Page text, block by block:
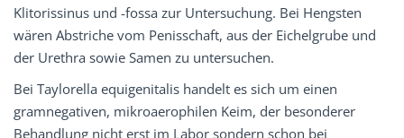
Klitorissinus und -fossa zur Untersuchung. Bei Hengsten
wären Abstriche vom Penisschaft, aus der Eichelgrube und
der Urethra sowie Samen zu untersuchen.
Bei Taylorella equigenitalis handelt es sich um einen
gramnegativen, mikroaerophilen Keim, der besonderer
Behandlung nicht erst im Labor sondern schon bei